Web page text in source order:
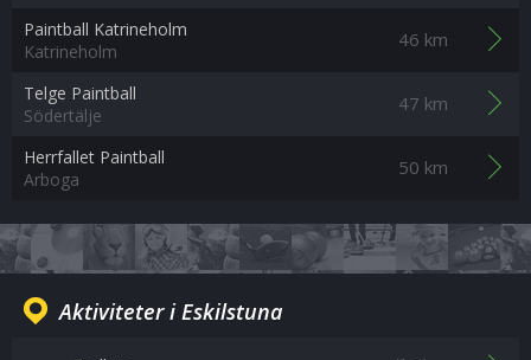
Paintball Katrineholm
Katrineholm
46 km
Telge Paintball
Södertälje
47 km
Herrfallet Paintball
Arboga
50 km
Aktiviteter i Eskilstuna